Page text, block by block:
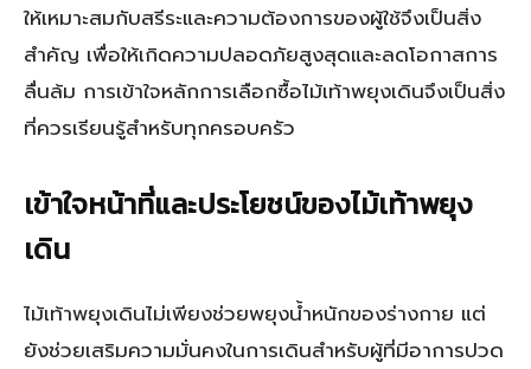
ให้เหมาะสมกับสรีระและความต้องการของผู้ใช้จึงเป็นสิ่ง
สำคัญ เพื่อให้เกิดความปลอดภัยสูงสุดและลดโอกาสการ
ลื่นล้ม การเข้าใจหลักการเลือกซื้อไม้เท้าพยุงเดินจึงเป็นสิ่ง
ที่ควรเรียนรู้สำหรับทุกครอบครัว
เข้าใจหน้าที่และประโยชน์ของไม้เท้าพยุง
เดิน
ไม้เท้าพยุงเดินไม่เพียงช่วยพยุงน้ำหนักของร่างกาย แต่
ยังช่วยเสริมความมั่นคงในการเดินสำหรับผู้ที่มีอาการปวด